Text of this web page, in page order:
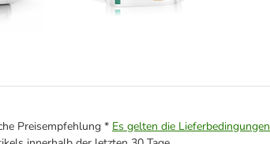
Preisempfehlung * Es gelten die Lieferbedingungen